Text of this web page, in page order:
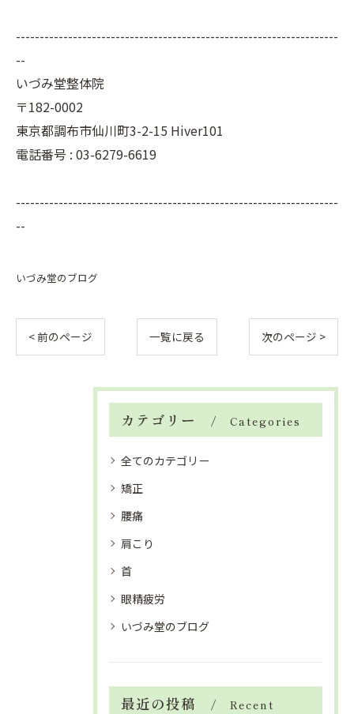
--------------------------------------------------------------------
--
いづみ堂整体院
〒182-0002
東京都調布市仙川町3-2-15 Hiver101
電話番号 : 03-6279-6619
--------------------------------------------------------------------
--
いづみ堂のブログ
< 前のページ 一覧に戻る 次のページ >
カテゴリー Categories
全てのカテゴリー
矯正
腰痛
肩こり
首
眼精疲労
いづみ堂のブログ
最近の投稿
Recent